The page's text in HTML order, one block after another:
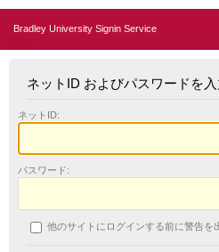
Bradley University Signin Service
ネットID およびパスワードを
ネットID:
パスワード:
他のサイトにログインする前に警告を